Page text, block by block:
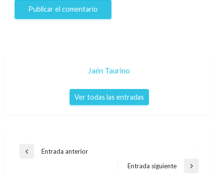
Jaén Taurino
Ver todas las entradas
Navegación
Entrada
Entrada anterior
Entrada
Entrada siguiente